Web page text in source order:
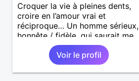
Croquer la vie à pleines dents,
croire en l’amour vrai et
réciproque… Un homme sérieux,
honnête / fidèle, qui saurait me
faire rire à nouveau, est le bien
Voir le profil